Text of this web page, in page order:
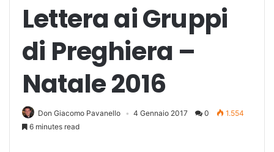
Lettera ai Gruppi
di Preghiera –
Natale 2016
Don Giacomo Pavanello 4 Gennaio 2017 0
1.554
6 minutes read